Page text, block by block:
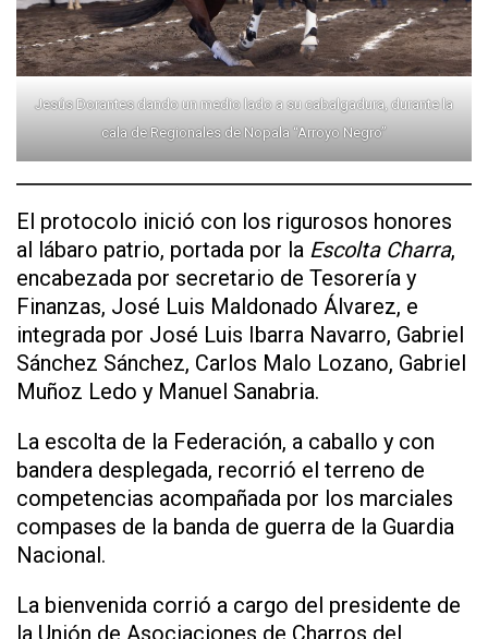
Jesús Dorantes dando un medio lado a su cabalgadura, durante la
cala de Regionales de Nopala “Arroyo Negro”
El protocolo inició con los rigurosos honores
al lábaro patrio, portada por la Escolta Charra,
encabezada por secretario de Tesorería y
Finanzas, José Luis Maldonado Álvarez, e
integrada por José Luis Ibarra Navarro, Gabriel
Sánchez Sánchez, Carlos Malo Lozano, Gabriel
Muñoz Ledo y Manuel Sanabria.
La escolta de la Federación, a caballo y con
bandera desplegada, recorrió el terreno de
competencias acompañada por los marciales
compases de la banda de guerra de la Guardia
Nacional.
La bienvenida corrió a cargo del presidente de
la Unión de Asociaciones de Charros del